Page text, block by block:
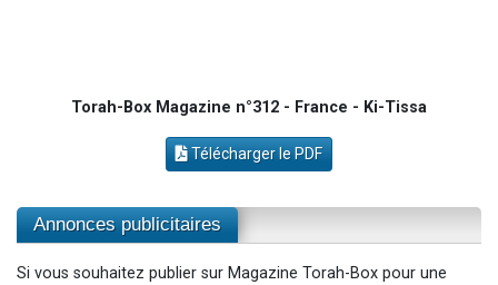
Torah-Box Magazine n°312 - France - Ki-Tissa
Télécharger le PDF
Annonces publicitaires
Si vous souhaitez publier sur Magazine Torah-Box pour une